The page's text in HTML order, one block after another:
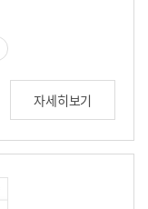
자세히보기